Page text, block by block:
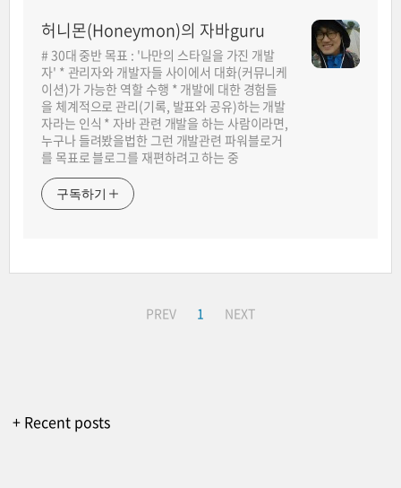
허니몬(Honeymon)의 자바guru
# 30대 중반 목표 : '나만의 스타일을 가진 개발
자' * 관리자와 개발자들 사이에서 대화(커뮤니케
이션)가 가능한 역할 수행 * 개발에 대한 경험들
을 체계적으로 관리(기록, 발표와 공유)하는 개발
자라는 인식 * 자바 관련 개발을 하는 사람이라면,
누구나 들려봤을법한 그런 개발관련 파워블로거
를 목표로 블로그를 재편하려고 하는 중
구독하기
PREV 1 NEXT
+ Recent posts